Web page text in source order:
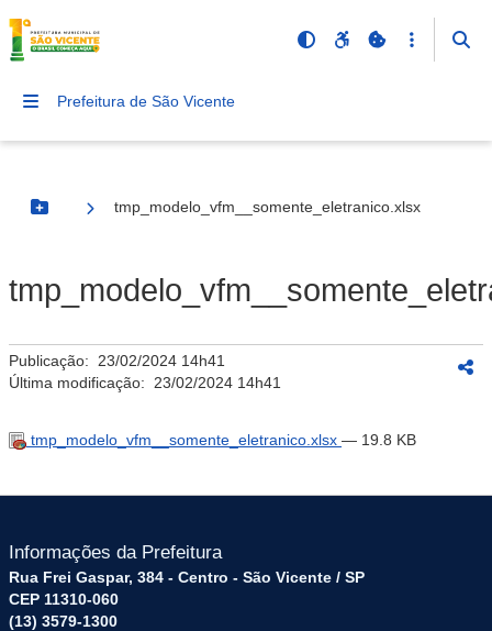
Prefeitura de São Vicente
Botão Menu
tmp_modelo_vfm__somente_eletranico.xlsx
Publicação: 23/02/2024 14h41
Última modificação: 23/02/2024 14h41
tmp_modelo_vfm__somente_eletranico.xlsx — 19.8 KB
Informações da Prefeitura
Rua Frei Gaspar, 384 - Centro - São Vicente / SP
CEP 11310-060
(13) 3579-1300